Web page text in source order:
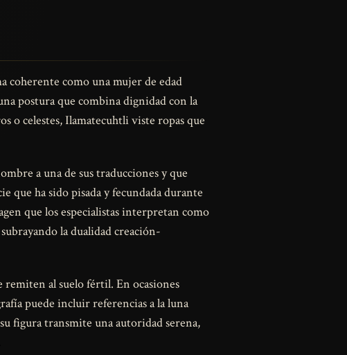
coherente como una mujer de edad
postura que combina dignidad con la
o celestes, Ilamatecuhtli viste ropas que
a una de sus traducciones y que
que ha sido pisada y fecundada durante
que los especialistas interpretan como
la dualidad creación-
remiten al suelo fértil. En ocasiones
puede incluir referencias a la luna
figura transmite una autoridad serena,